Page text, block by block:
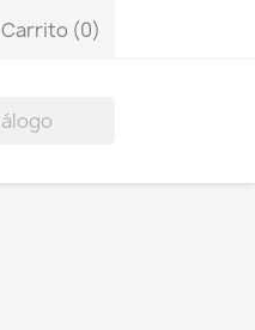
Carrito (0)